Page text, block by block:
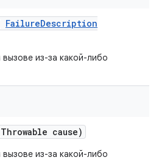
FailureDescription
из-за какой-либо
cause)
из-за какой-либо